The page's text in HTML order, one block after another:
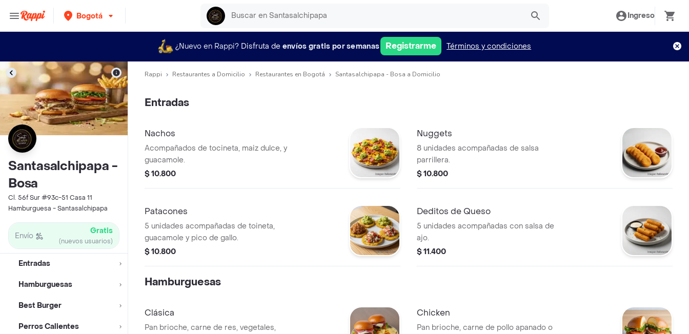
Bogotá Ingreso
¿Nuevo en Rappi? Disfruta de envíos gratis por semanas Registrarme Términos y condiciones
Santasalchipapa -
Bosa
Cl. 56f Sur #93c-51 Casa 11
Hamburguesa - Santasalchipapa
Envío Gratis
(nuevos usuarios)
Entradas
Hamburguesas
Best Burger
Perros Calientes
Rappi Restaurantes a Domicilio Restaurantes en Bogotá Santasalchipapa - Bosa a Domicilio
Entradas
Nachos
Acompañados de tocineta, maiz dulce, y
guacamole.
$ 10.800
Nuggets
8 unidades acompañadas de salsa
parrillera.
$ 10.800
Patacones
5 unidades acompañadas de toineta,
guacamole y pico de gallo.
$ 10.800
Deditos de Queso
5 unidades acompañadas con salsa de
ajo.
$ 11.400
Hamburguesas
Clásica
Pan brioche, carne de res, vegetales,
Chicken
Pan brioche, carne de pollo apanado o